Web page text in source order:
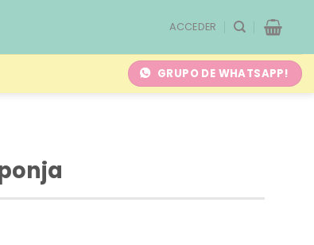
ACCEDER
GRUPO DE WHATSAPP!